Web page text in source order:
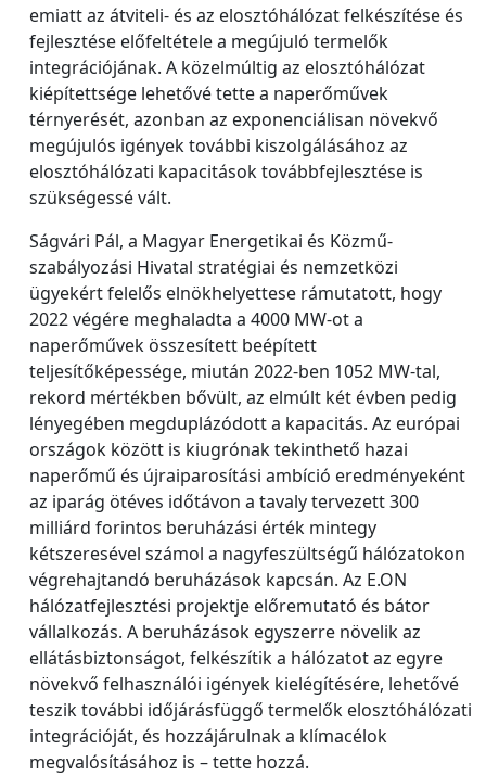
emiatt az átviteli- és az elosztóhálózat felkészítése és
fejlesztése előfeltétele a megújuló termelők
integrációjának. A közelmúltig az elosztóhálózat
kiépítettsége lehetővé tette a naperőművek
térnyerését, azonban az exponenciálisan növekvő
megújulós igények további kiszolgálásához az
elosztóhálózati kapacitások továbbfejlesztése is
szükségessé vált.
Ságvári Pál, a Magyar Energetikai és Közmű-
szabályozási Hivatal stratégiai és nemzetközi
ügyekért felelős elnökhelyettese rámutatott, hogy
2022 végére meghaladta a 4000 MW-ot a
naperőművek összesített beépített
teljesítőképessége, miután 2022-ben 1052 MW-tal,
rekord mértékben bővült, az elmúlt két évben pedig
lényegében megduplázódott a kapacitás. Az európai
országok között is kiugrónak tekinthető hazai
naperőmű és újraiparosítási ambíció eredményeként
az iparág ötéves időtávon a tavaly tervezett 300
milliárd forintos beruházási érték mintegy
kétszeresével számol a nagyfeszültségű hálózatokon
végrehajtandó beruházások kapcsán. Az E.ON
hálózatfejlesztési projektje előremutató és bátor
vállalkozás. A beruházások egyszerre növelik az
ellátásbiztonságot, felkészítik a hálózatot az egyre
növekvő felhasználói igények kielégítésére, lehetővé
teszik további időjárásfüggő termelők elosztóhálózati
integrációját, és hozzájárulnak a klímacélok
megvalósításához is – tette hozzá.